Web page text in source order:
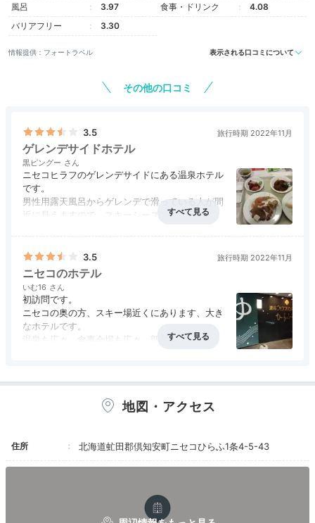
風呂
3.97 食事・ドリンク
4.08
バリアフリー
3.30
情報提供：フォートラベル 表示される口コミについて
その他の口コミ
3.5 旅行時期 2022年11月
ゲレンデサイドホテル
黒ピングー
ニセコヒラフのゲレンデサイドにある温泉ホテル
です。
男性用露天風呂からゲレンデで滑っている人が間
近に見えますので、スキーシーズンは最高です
ステーキや鶏肉を焼いてくれていたのが美味でし
た。それ以外にもお刺身、天ぷら、ビーフシチュ
ーなどメニュー豊富で味も良かったです。鹿バラ
の塩蒸しも絶品でした。
3.5 旅行時期 2022年11月
ニセコのホテル
いむ16
初訪問です。
ニセコの奥の方、スキー場近くにあります、大き
なホテルです。
温泉も広々、食事会場も広々、部屋もベッドも
ロビー・大浴場のある階に喫煙室があるのです
ベーターの中までにおいがこもっていたので、そ
地図・アクセス
住所 北海道虻田郡倶知安町ニセコひらふ1条4-5-43